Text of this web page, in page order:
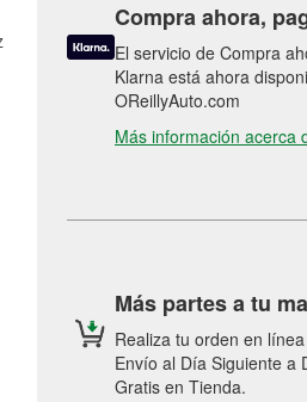
Compra ahora,
El servicio de Compra
Klarna está ahora
OReillyAuto.com
Más información acerca
Más partes a tu
Realiza tu orden en
Envío al Día Siguiente a
Gratis en Tienda.